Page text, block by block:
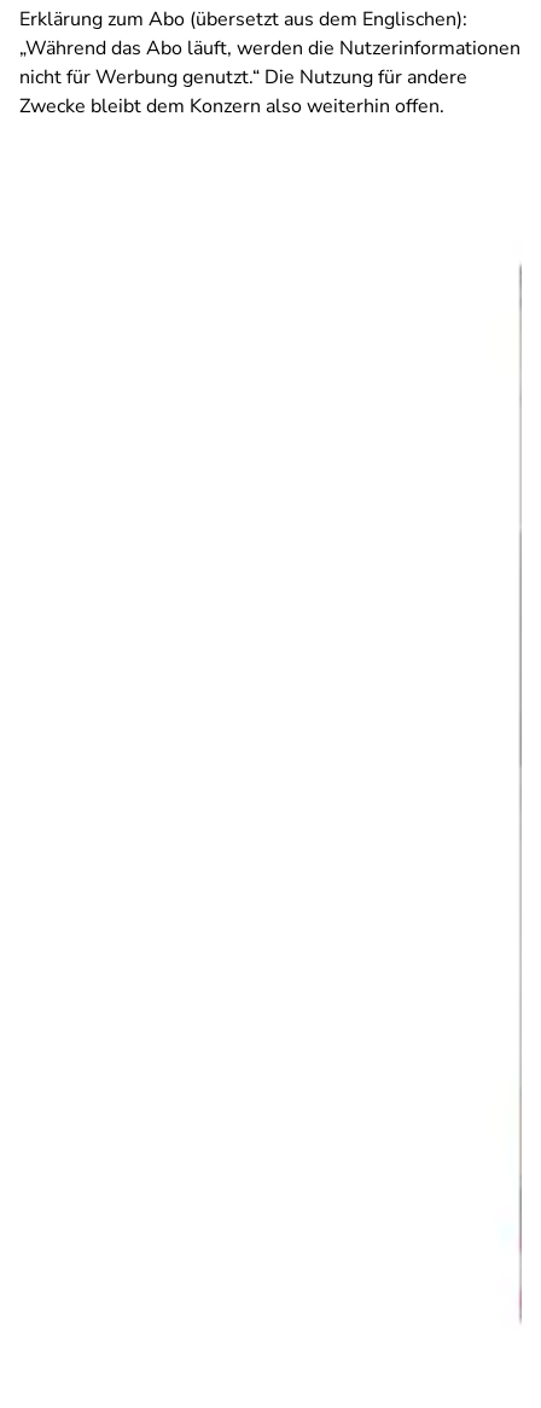
Erklärung zum Abo (übersetzt aus dem Englischen):
„Während das Abo läuft, werden die Nutzerinformationen
nicht für Werbung genutzt.“ Die Nutzung für andere
Zwecke bleibt dem Konzern also weiterhin offen.